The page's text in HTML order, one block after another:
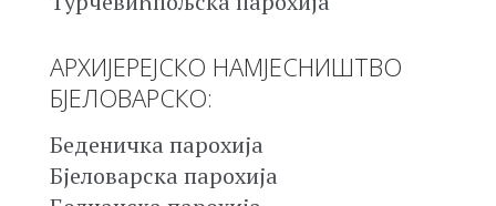
АРХИЈЕРЕЈСКО НАМЈЕСНИШТВО
БЈЕЛОВАРСКО:
Беденичка парохија
Бјеловарска парохија